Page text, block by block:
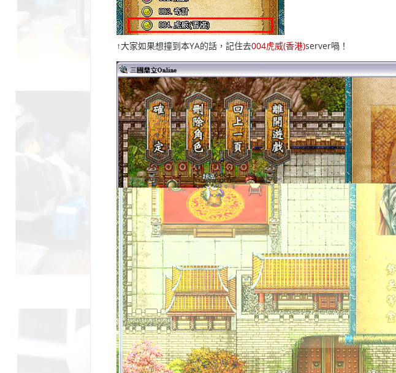
↑大家如果想撞到本YA的話，記住去004虎威(香港)server喎！